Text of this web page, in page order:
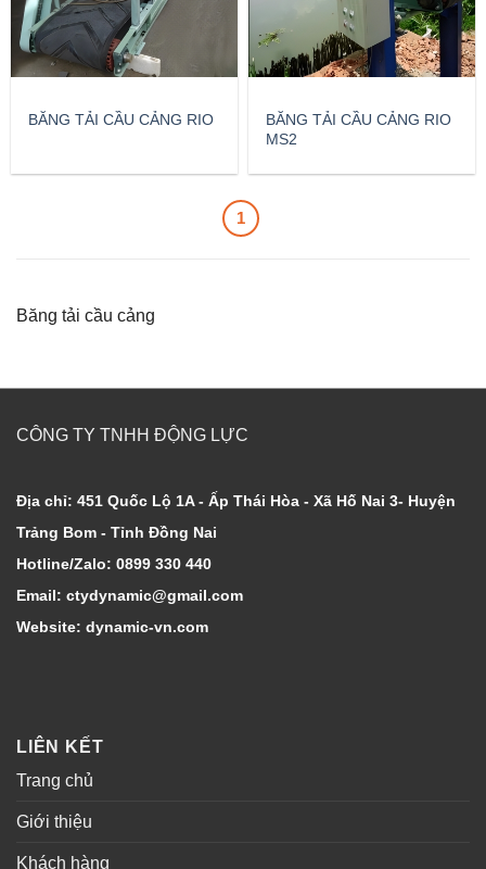
BĂNG TẢI CẦU CẢNG RIO
BĂNG TẢI CẦU CẢNG RIO
MS2
1
Băng tải cầu cảng
CÔNG TY TNHH ĐỘNG LỰC
Địa chỉ: 451 Quốc Lộ 1A - Ấp Thái Hòa - Xã Hố Nai 3- Huyện
Trảng Bom - Tỉnh Đồng Nai
Hotline/Zalo: 0899 330 440
Email: ctydynamic@gmail.com
Website: dynamic-vn.com
LIÊN KẾT
Trang chủ
Giới thiệu
Khách hàng